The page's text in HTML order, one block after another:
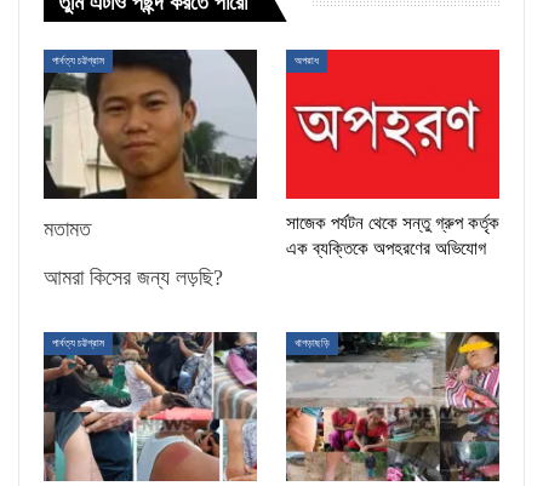
পার্বত্য চট্টগ্রাম
মতামত
আমরা কিসের জন্য লড়ছি?
অপরাধ
সাজেক পর্যটন থেকে সন্তু গ্রুপ কর্তৃক
এক ব্যক্তিকে অপহরণের অভিযোগ
পার্বত্য চট্টগ্রাম খাগড়াছড়ি